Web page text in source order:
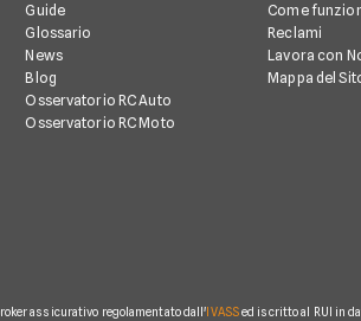
Guide
Glossario
News
Blog
Osservatorio RC Auto
Osservatorio RC Moto
Come
Reclami
Lavora con
Mappa del
assicurativo regolamentato dall' IVASSed iscritto al RUI in